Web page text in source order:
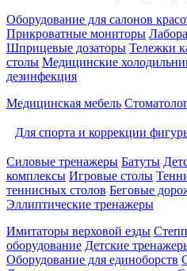
Оборудование для салонов
Прикроватные мониторы
Шприцевые дозаторы Тележки
столы Медицинские
дезинфекция
Медицинская мебель
Для спорта и коррекции
Силовые тренажеры Батуты
комплексы Игровые столы
теннисных столов Беговые
Эллиптические тренажеры
Имитаторы верховой езды
оборудование Детские
Оборудование для единоборств